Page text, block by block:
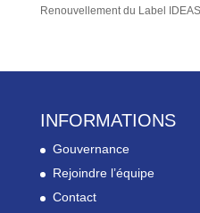
Renouvellement du Label IDEAS
INFORMATIONS
Gouvernance
Rejoindre l’équipe
Contact